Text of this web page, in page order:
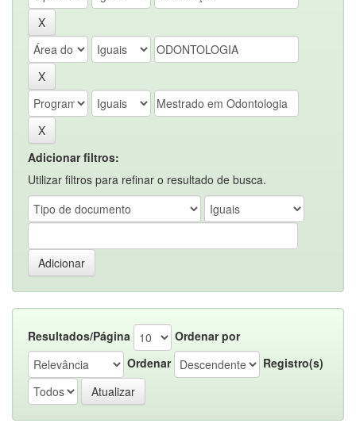
Adicionar filtros:
Utilizar filtros para refinar o resultado de busca.
Resultados/Página
Ordenar por
Ordenar
Registro(s)